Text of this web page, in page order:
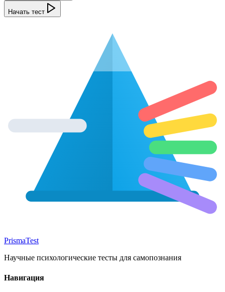
Начать тест
PrismaTest
Научные психологические тесты для самопознания
Навигация